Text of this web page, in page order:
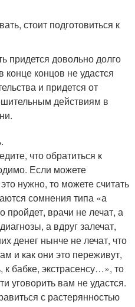
стоит подготовиться к
придется довольно долго
конце концов не удастся
и придется от
действиям в
что обратиться к
Если можете
нужно, то можете считать
сомнения типа «а
врачи не лечат, а
а вдруг залечат,
денег нынче не лечат, что
и как они это переживут,
бабке, экстрасенсу…», то
уговорить вам не удастся.
с растерянностью